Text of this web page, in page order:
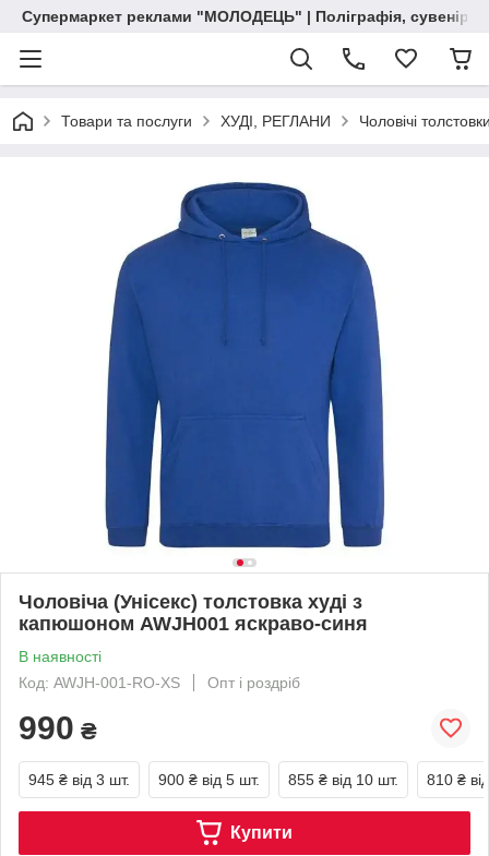
Супермаркет реклами "МОЛОДЕЦЬ" | Поліграфія, сувенірна
Товари та послуги ХУДІ, РЕГЛАНИ Чоловічі
Чоловіча (Унісекс) толстовка худі з
капюшоном AWJH001 яскраво-синя
В наявності
Код: AWJH-001-RO-XS
Опт і роздріб
990 ₴
945 ₴ від 3 шт. 900 ₴ від 5 шт. 855 ₴ від 10 шт. 810 ₴
Купити